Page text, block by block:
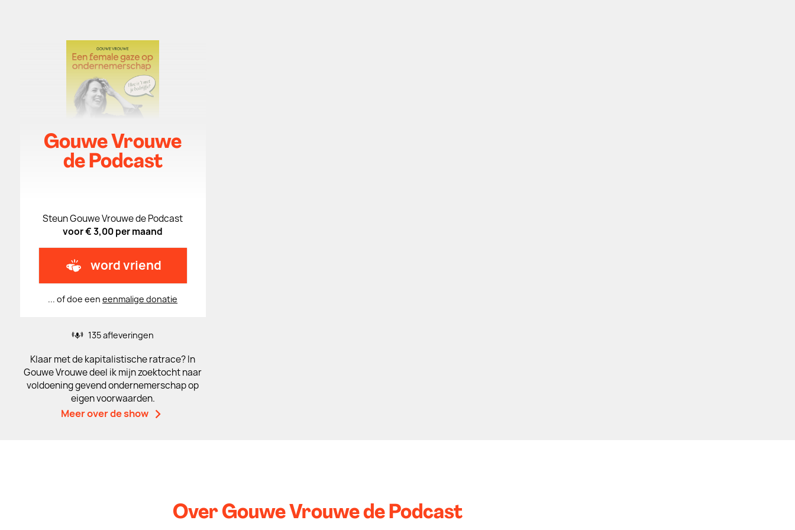
Gouwe Vrouwe
de Podcast
Steun Gouwe Vrouwe de Podcast
voor € 3,00 per maand
word vriend
... of doe eeneenmalige donatie
135 afleveringen
Klaar met de kapitalistische ratrace? In
Gouwe Vrouwe deel ik mijn zoektocht naar
voldoening gevend ondernemerschap op
eigen voorwaarden.
Meer over de show
Over Gouwe Vrouwe de Podcast